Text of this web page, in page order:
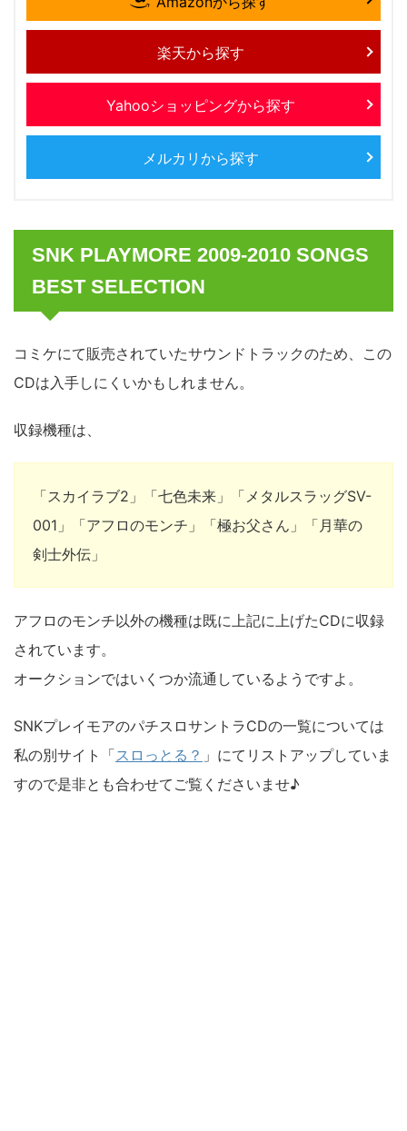
楽天から探す
Yahooショッピングから探す
メルカリから探す
SNK PLAYMORE 2009-2010 SONGS
BEST SELECTION
コミケにて販売されていたサウンドトラックのため、この
CDは入手しにくいかもしれません。
収録機種は、
「スカイラブ2」「七色未来」「メタルスラッグSV-
001」「アフロのモンチ」「極お父さん」「月華の
剣士外伝」
アフロのモンチ以外の機種は既に上記に上げたCDに収録
されています。
オークションではいくつか流通しているようですよ。
SNKプレイモアのパチスロサントラCDの一覧については
私の別サイト「スロっとる？ 」にてリストアップしていま
すので是非とも合わせてご覧くださいませ♪